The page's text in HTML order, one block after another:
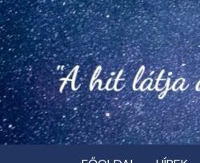
Skip
to
content